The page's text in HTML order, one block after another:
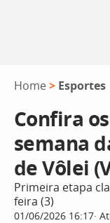
Home > Esportes
Confira
semana
de Vôlei
Primeira etapa
feira (3)
01/06/2026 16:17